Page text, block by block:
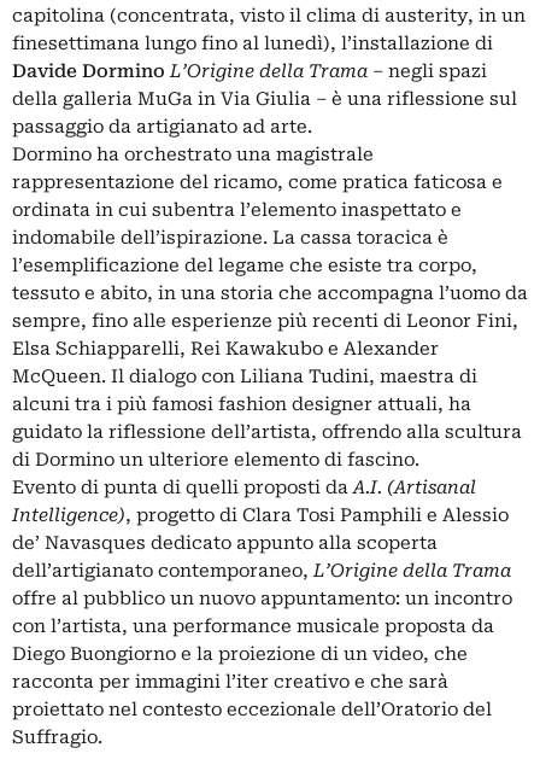
capitolina (concentrata, visto il clima di austerity, in un
finesettimana lungo fino al lunedì), l’installazione di
Davide Dormino L’Origine della Trama – negli spazi
della galleria MuGa in Via Giulia – è una riflessione sul
passaggio da artigianato ad arte.
Dormino ha orchestrato una magistrale
rappresentazione del ricamo, come pratica faticosa e
ordinata in cui subentra l’elemento inaspettato e
indomabile dell’ispirazione. La cassa toracica è
l’esemplificazione del legame che esiste tra corpo,
tessuto e abito, in una storia che accompagna l’uomo da
sempre, fino alle esperienze più recenti di Leonor Fini,
Elsa Schiapparelli, Rei Kawakubo e Alexander
McQueen. Il dialogo con Liliana Tudini, maestra di
alcuni tra i più famosi fashion designer attuali, ha
guidato la riflessione dell’artista, offrendo alla scultura
di Dormino un ulteriore elemento di fascino.
Evento di punta di quelli proposti daA.I. (Artisanal
Intelligence), progetto di Clara Tosi Pamphili e Alessio
de’ Navasques dedicato appunto alla scoperta
dell’artigianato contemporaneo,L’Origine della Trama
offre al pubblico un nuovo appuntamento: un incontro
con l’artista, una performance musicale proposta da
Diego Buongiorno e la proiezione di un video, che
racconta per immagini l’iter creativo e che sarà
proiettato nel contesto eccezionale dell’Oratorio del
Suffragio.